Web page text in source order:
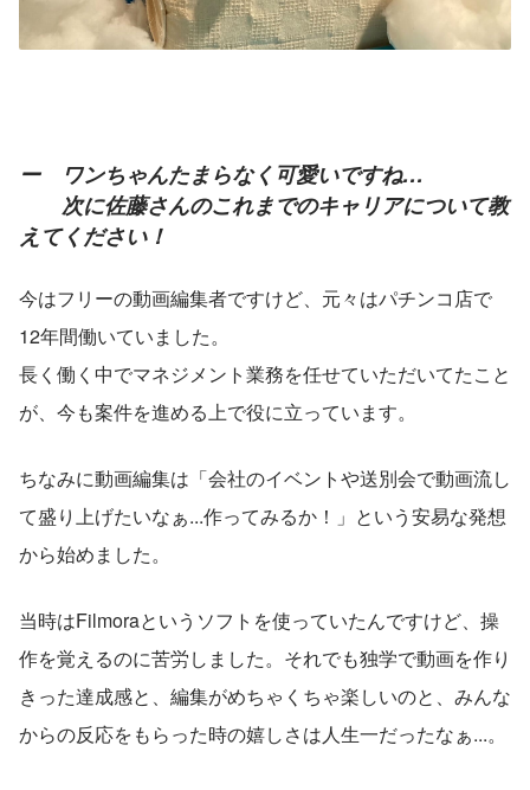
ー　ワンちゃんたまらなく可愛いですね…
次に佐藤さんのこれまでのキャリアについて教
えてください！
今はフリーの動画編集者ですけど、元々はパチンコ店で
12年間働いていました。
長く働く中でマネジメント業務を任せていただいてたこと
が、今も案件を進める上で役に立っています。
ちなみに動画編集は「会社のイベントや送別会で動画流し
て盛り上げたいなぁ...作ってみるか！」という安易な発想
から始めました。
当時はFilmoraというソフトを使っていたんですけど、操
作を覚えるのに苦労しました。それでも独学で動画を作り
きった達成感と、編集がめちゃくちゃ楽しいのと、みんな
からの反応をもらった時の嬉しさは人生一だったなぁ...。